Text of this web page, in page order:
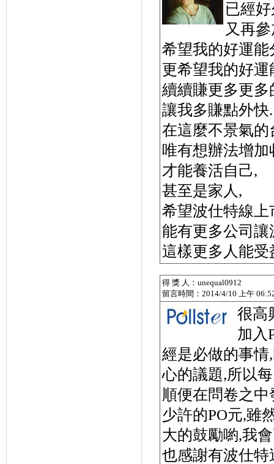
已經
又再
希望我的好運能
更希望我的好運
續續賺更多更多
讓我多賺點外快.
在這麼不景氣的
唯有想辦法增加
才能養活自己,
甚至是家人,
希望波仕特線上
能有更多公司讓
這樣更多人能受
得 獎 人：unequal0912
留言時間：2014/4/10 上午
很高
加入
經是必做的事情
心的議題,所以
順便在問卷之
少許的PO元,雖
大的鼓勵喲,我
也感謝有波仕